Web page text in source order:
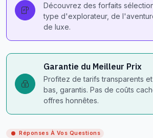
Découvrez des forfaits
type d'explorateur, de
de luxe.
Garantie du Meilleur Prix
Profitez de tarifs transparents
bas, garantis. Pas de coûts
offres honnêtes.
Réponses À Vos Questions